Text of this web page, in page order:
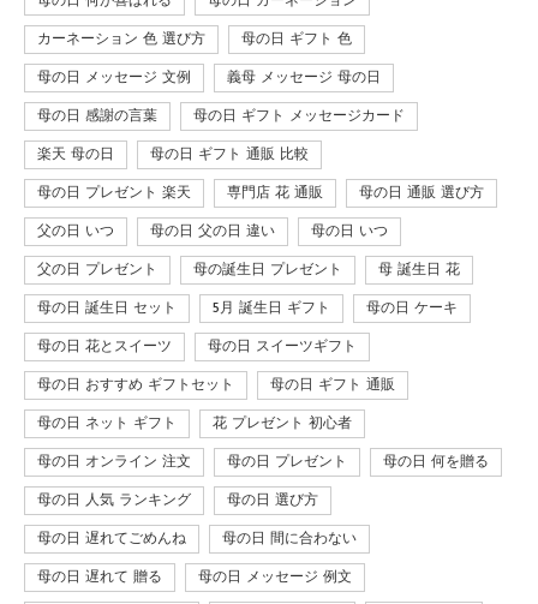
カーネーション 色 選び方 母の日 ギフト 色
母の日 メッセージ 文例 義母 メッセージ 母の日
母の日 感謝の言葉 母の日 ギフト メッセージカード
楽天 母の日 母の日 ギフト 通販 比較
母の日 プレゼント 楽天 専門店 花 通販 母の日 通販 選び方
父の日 いつ 母の日 父の日 違い 母の日 いつ
父の日 プレゼント 母の誕生日 プレゼント 母 誕生日 花
母の日 誕生日 セット 5月 誕生日 ギフト 母の日 ケーキ
母の日 花とスイーツ 母の日 スイーツギフト
母の日 おすすめ ギフトセット 母の日 ギフト 通販
母の日 ネット ギフト 花 プレゼント 初心者
母の日 オンライン 注文 母の日 プレゼント 母の日 何を贈る
母の日 人気 ランキング 母の日 選び方
母の日 遅れてごめんね 母の日 間に合わない
母の日 遅れて 贈る 母の日 メッセージ 例文